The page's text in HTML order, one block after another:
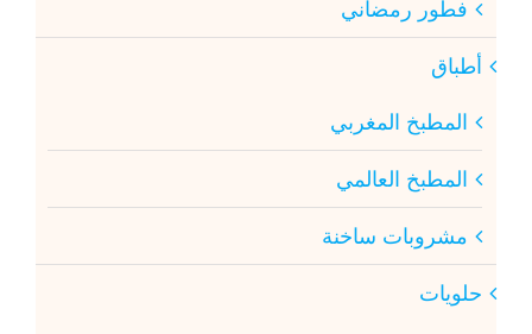
فطور رمضاني
أطباق
المطبخ المغربي
المطبخ العالمي
مشروبات ساخنة
حلويات